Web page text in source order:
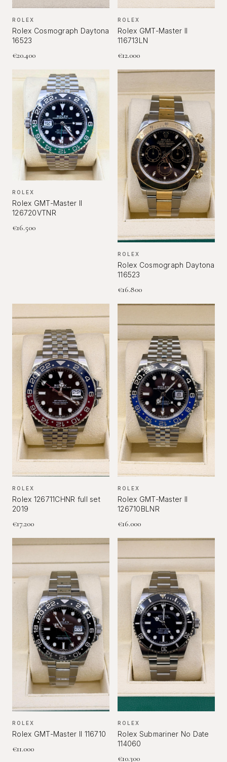
ROLEX
Rolex Cosmograph Daytona
16523
€20.400
ROLEX
Rolex GMT-Master II
116713LN
€12.000
ROLEX
Rolex GMT-Master II
126720VTNR
€16.500
ROLEX
Rolex Cosmograph Daytona
116523
€16.800
ROLEX
Rolex 126711CHNR full set
2019
€17.200
ROLEX
Rolex GMT-Master II
126710BLNR
€16.000
ROLEX
Rolex GMT-Master II 116710
€11.000
ROLEX
Rolex Submariner No Date
114060
€10.300